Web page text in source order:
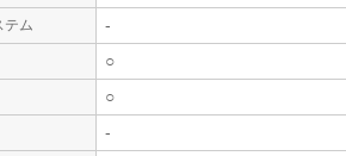
テム -
○
○
-